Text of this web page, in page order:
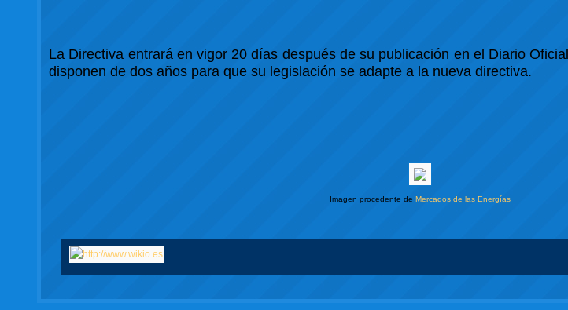
La Directiva entrará en vigor 20 días después de su publicación en el Diario
disponen de dos años para que su legislación se adapte a la nueva directiva.
Imagen procedente de Mercados de las Energías